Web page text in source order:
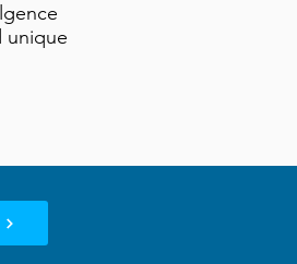
unique